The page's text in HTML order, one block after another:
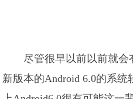
尽管很早以前以前就
新版本的Android 6.0的系